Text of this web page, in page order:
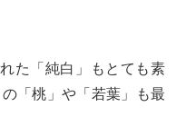
た「純白」もとても素
「桃」や「若葉」も最